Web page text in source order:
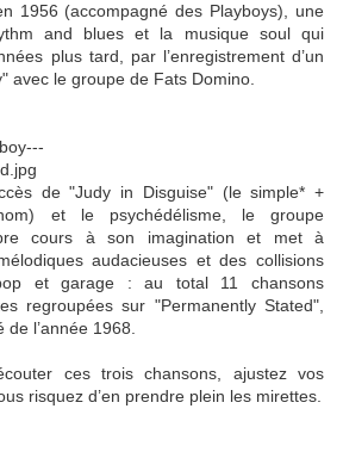
1956 (accompagné des Playboys), une
and blues et la musique soul qui
plus tard, par l’enregistrement d’un
avec le groupe de Fats Domino.
de "Judy in Disguise" (le simple* +
et le psychédélisme, le groupe
cours à son imagination et met à
audacieuses et des collisions
et garage : au total 11 chansons
regroupées sur "Permanently Stated",
l’année 1968.
ces trois chansons, ajustez vos
risquez d’en prendre plein les mirettes.